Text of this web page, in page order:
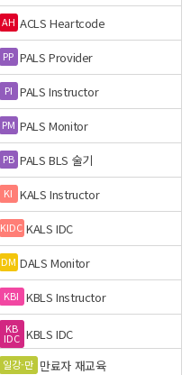
AH ACLS Heartcode
PP PALS Provider
PI PALS Instructor
PM PALS Monitor
PB PALS BLS 술기
KI KALS Instructor
KIDC KALS IDC
DM DALS Monitor
KBI KBLS Instructor
KB
IDC KBLS IDC
일강-만 만료자 재교육